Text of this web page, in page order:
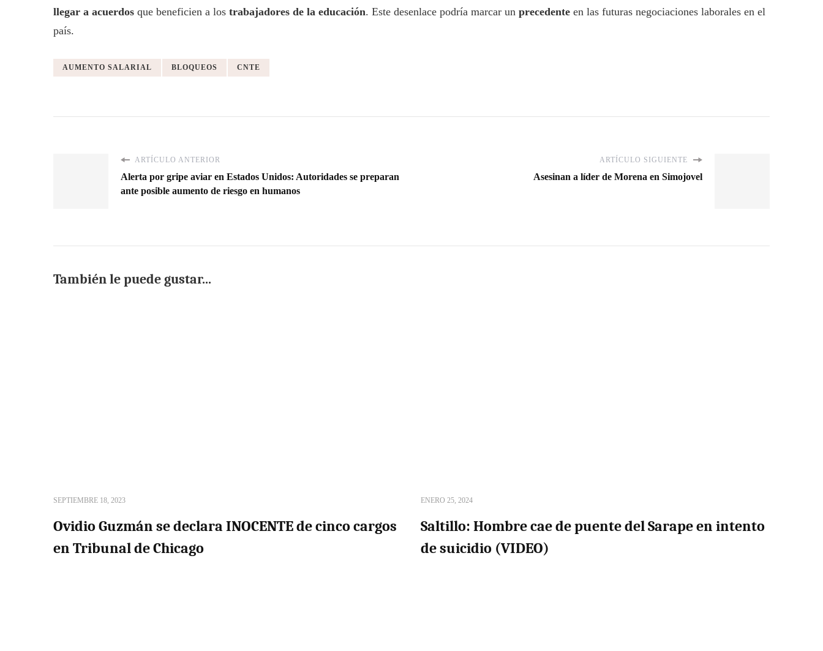
llegar a acuerdos que beneficien a los trabajadores de la educación. Este desenlace podría marcar un precedente en las futuras negociaciones laborales en el
país.
AUMENTO SALARIAL BLOQUEOS CNTE
ARTÍCULO ANTERIOR
Alerta por gripe aviar en Estados Unidos: Autoridades se preparan
ante posible aumento de riesgo en humanos
ARTÍCULO SIGUIENTE
Asesinan a líder de Morena en Simojovel
También le puede gustar...
SEPTIEMBRE 18, 2023
Ovidio Guzmán se declara INOCENTE de cinco cargos
en Tribunal de Chicago
ENERO 25, 2024
Saltillo: Hombre cae de puente del Sarape en intento
de suicidio (VIDEO)